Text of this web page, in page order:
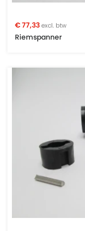
€ 77,33 excl. btw
Riemspanner